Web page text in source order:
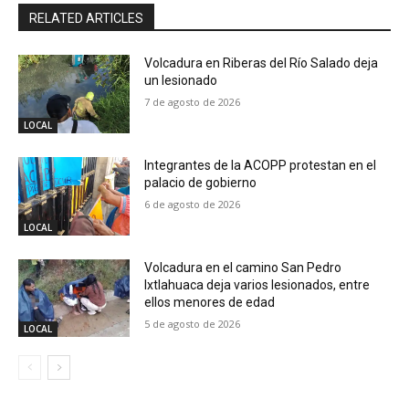
RELATED ARTICLES
LOCAL
Volcadura en Riberas del Río Salado deja
un lesionado
7 de agosto de 2026
LOCAL
Integrantes de la ACOPP protestan en el
palacio de gobierno
6 de agosto de 2026
LOCAL
Volcadura en el camino San Pedro
Ixtlahuaca deja varios lesionados, entre
ellos menores de edad
5 de agosto de 2026